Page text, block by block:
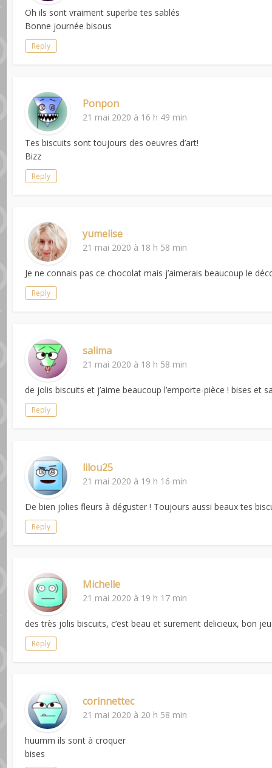
Oh ils sont vraiment superbe tes sablés
Bonne journée bisous
Reply
Ponpon
21 mai 2020 à 16 h 49 min
Tes biscuits sont toujours des oeuvres d’art!
Bizz
Reply
yumelise
21 mai 2020 à 18 h 58 min
Je ne connais pas ce chocolat mais j’aimerais beaucoup le
Reply
salima
21 mai 2020 à 18 h 58 min
de jolis biscuits et j’aime beaucoup l’emporte-pièce ! bises et
Reply
lilou25
21 mai 2020 à 19 h 16 min
De bien jolies fleurs à déguster ! Toujours aussi beaux tes
Reply
Michelle
21 mai 2020 à 19 h 17 min
des très jolis biscuits, c’est beau et surement delicieux, bon
Reply
corinnettec
21 mai 2020 à 20 h 58 min
huumm ils sont à croquer
bises